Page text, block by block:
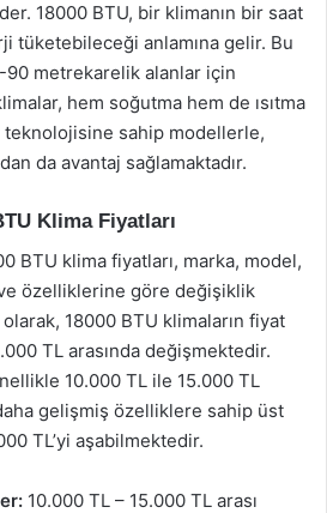
18000 BTU, bir klimanın bir saat
tüketebileceği anlamına gelir. Bu
metrekarelik alanlar için
hem soğutma hem de ısıtma
sahip modellerle,
da avantaj sağlamaktadır.
Klima Fiyatları
BTU klima fiyatları, marka, model,
özelliklerine göre değişiklik
18000 BTU klimaların fiyat
TL arasında değişmektedir.
10.000 TL ile 15.000 TL
gelişmiş özelliklere sahip üst
TL’yi aşabilmektedir.
10.000 TL – 15.000 TL arası